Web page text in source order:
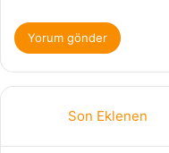
Son Eklenen